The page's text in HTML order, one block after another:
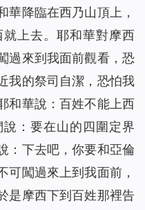
華降臨在西乃山頂上，
上去。耶和華對摩西
過來到我面前觀看，恐
我的祭司自潔，恐怕我
和華說：百姓不能上西
：要在山的四圍定界
：下去吧，你要和亞倫
可闖過來上到我面前，
是摩西下到百姓那裡告